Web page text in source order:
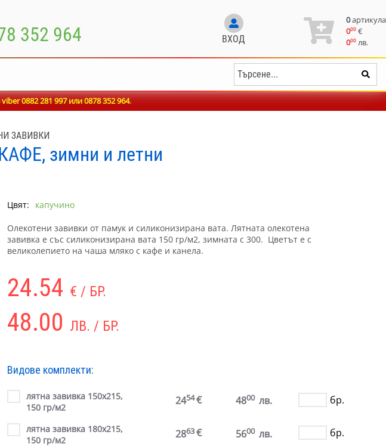
352 964 ВХОД
0артикула
000 €
000 лв.
0882 281 997 или0878 352 964.
ЗАВИВКИ
зимни и летни
Цвят: капучино
Олекотени завивки от памук и силиконизирана вата. Лятната олекотена
завивка е със силиконизирана вата 150 гр/м2, зимната с 300. Цветът е с
великолепието на чаша мляко с кафе и канела.
24.54 € / БР.
48.00 ЛВ. / БР.
Видове комплекти:
лятна завивка 150х215,
150 гр/м2
2454€ 4800 лв. бр.
лятна завивка 180х215,
150 гр/м2
2863€ 5600 лв. бр.